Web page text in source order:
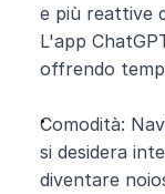
e più reattive
L'app
offrendo
Comodità:
si desidera
diventare